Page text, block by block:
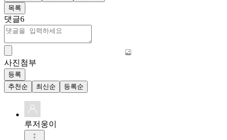
목록
댓글6
사진첨부
등록
추천순
최신순 등록순
루저웅이